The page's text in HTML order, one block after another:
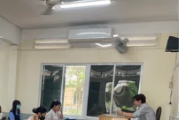
Việt Nam